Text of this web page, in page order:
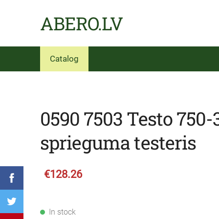
ABERO.LV
Catalog
0590 7503 Testo 750-
sprieguma testeris
€128.26
In stock